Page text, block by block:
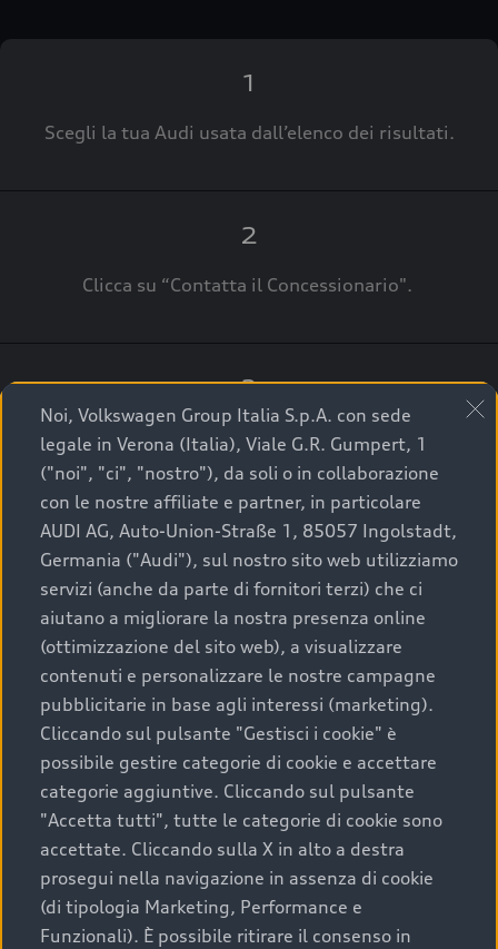
1
Scegli la tua Audi usata dall’elenco dei risultati.
2
Clicca su “Contatta il Concessionario".
3
A breve verrai ricontattato dal Customer Care
Audi Center o direttamente dal Concessionario
che ti supporterà per finalizzare la tua richiesta.
La qualità di acquistare
un’auto usata Audi
Scegliere un’auto usata è una decisione che coniuga
convenienza, affidabilità e sostenibilità. Per fare un
acquisto sicuro, è essenziale considerare aspetti
determinanti come la garanzia inclusa e l’affidabilità del
marchio. Audi offre l’auto usata perfetta tramite Audi
Prima Scelta :plus
Noi, Volkswagen Group Italia S.p.A. con sede
legale in Verona (Italia), Viale G.R. Gumpert, 1
("noi", "ci", "nostro"), da soli o in collaborazione
con le nostre affiliate e partner, in particolare
AUDI AG, Auto-Union-Straße 1, 85057 Ingolstadt,
Germania ("Audi"), sul nostro sito web utilizziamo
servizi (anche da parte di fornitori terzi) che ci
aiutano a migliorare la nostra presenza online
(ottimizzazione del sito web), a visualizzare
contenuti e personalizzare le nostre campagne
pubblicitarie in base agli interessi (marketing).
Cliccando sul pulsante "Gestisci i cookie" è
possibile gestire categorie di cookie e accettare
categorie aggiuntive. Cliccando sul pulsante
"Accetta tutti", tutte le categorie di cookie sono
accettate. Cliccando sulla X in alto a destra
prosegui nella navigazione in assenza di cookie
(di tipologia Marketing, Performance e
Funzionali). È possibile ritirare il consenso in